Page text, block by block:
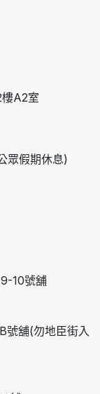
A2室
眾假期休息)
10號舖
號舖(勿地臣街入